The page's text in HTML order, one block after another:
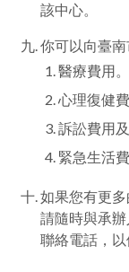
該中心。
你可以向臺
醫療費用。
心理復健費
訴訟費用
緊急生活
如果您有更
請隨時與承
聯絡電話，以